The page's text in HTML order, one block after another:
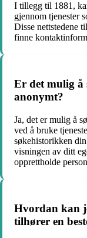
I tillegg til 1881,
gjennom tjenester
Disse nettstedene
finne
Er det mulig å
anonymt?
Ja, det er mulig å
ved å bruke
søkehistorikken
visningen av ditt
opprettholde
Hvordan kan
tilhører en